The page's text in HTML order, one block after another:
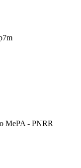
MePA - PNRR